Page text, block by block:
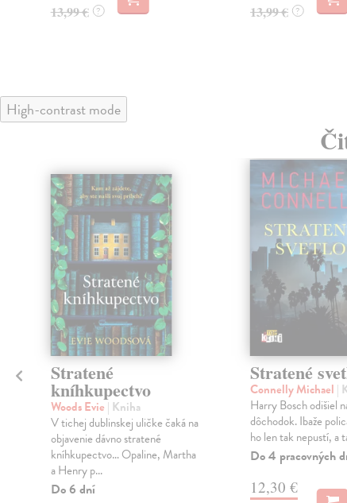
13,99 € ? 13,99 € ?
High-contrast mode
Stratené
kníhkupectvo
Woods Evie | Kniha
V tichej dublinskej uličke čaká na
objavenie dávno stratené
kníhkupectvo… Opaline, Martha
a Henry p...
Do 6 dní
Stratené
Connelly Michael |
Harry Bosch odišiel
dôchodok. Ibaže
ho len tak nepustí, a
Do 4 pracovných
12,30 €